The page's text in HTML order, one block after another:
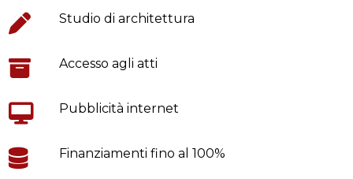
Studio di architettura
Accesso agli atti
Pubblicità internet
Finanziamenti fino al 100%